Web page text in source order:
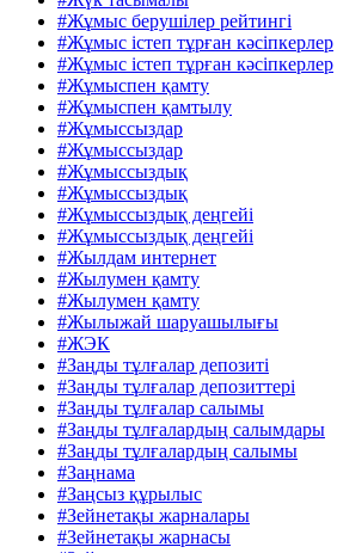
#Жұмыс берушілер рейтингі
#Жұмыс істеп тұрған кәсіпкерлер
#Жұмыс істеп тұрған кәсіпкерлер
#Жұмыспен қамту
#Жұмыспен қамтылу
#Жұмыссыздар
#Жұмыссыздар
#Жұмыссыздық
#Жұмыссыздық
#Жұмыссыздық деңгейі
#Жұмыссыздық деңгейі
#Жылдам интернет
#Жылумен қамту
#Жылумен қамту
#Жылыжай шаруашылығы
#ЖЭК
#Заңды тұлғалар депозиті
#Заңды тұлғалар депозиттері
#Заңды тұлғалар салымы
#Заңды тұлғалардың салымдары
#Заңды тұлғалардың салымы
#Заңнама
#Заңсыз құрылыс
#Зейнетақы жарналары
#Зейнетақы жарнасы